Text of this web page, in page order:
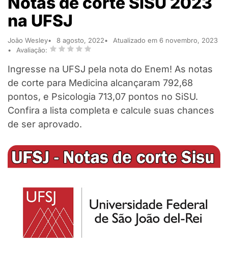
na UFSJ
João Wesley 8 agosto, 2022
Atualizado em 6 novembro, 2023
Avaliação:
Ingresse na UFSJ pela nota do Enem! As notas
de corte para Medicina alcançaram 792,68
pontos, e Psicologia 713,07 pontos no SiSU.
Confira a lista completa e calcule suas chances
de ser aprovado.